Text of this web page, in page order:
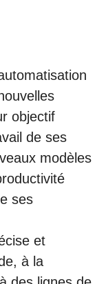
objectif
de ses
modèles
ses
et
à la